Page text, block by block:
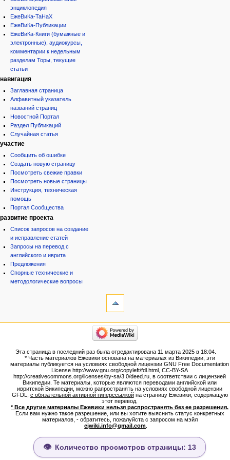
энциклопедия
ЕжеВиКа-ТаНаХ
ЕжеВиКа-Публикации
ЕжеВиКа-Книги (бумажные и
электронные), аудиокурсы,
комментарии к недельным
разделам Торы, текущие
статьи
навигация
Заглавная страница
Алфавитный указатель
названий страниц
Новостной Портал
Раздел Публикаций
Случайная статья
участие
Сообщить об ошибке
Создать новую страницу
Посмотреть свежие правки
Посмотреть новые страницы
Инструкция, техническая
помощь
Портал Сообщества
развитие проекта
Список запросов на создание
и исправление статей
Запросы на перевод с
английского и иврита
Предложения
Спорные технические и
методологические вопросы
Версия
для
Постоянная
ссылка
Сведения
о странице
категории
Народ
Проекты
Проекты/Участники/
дополнения
Публикации:Авторы
Публикации:Статьи по типу
Темы
ежевиковый куст
ЕжеВиКа,Еврейская Вики-
ЕжеВиКа-ТаНаХ
ЕжеВиКа-Публикации
ЕжеВиКа-Книги (бумажные и
Эта страница в последний раз была отредактирована 11 марта 2025 в 18:04.
* Часть материалов Ежевики основана на материалах из Википедии, эти
материалы публикуется на условиях свободной лицензии GNU Free Documentation
License http://www.gnu.org/copyleft/fdl.html, CC-BY-SA
http://creativecommons.org/licenses/by-sa/3.0/deed.ru, в соответствии с лицензией
Википедии. Те материалы, которые являются переводами английской или
ивритской Википедии, можно рапространять на условиях свободной лицензии
GFDL, с обязательной активной гиперссылкойна страницу Ежевики, содержащую
этот перевод.
* Все другие материалы Ежевики нельзя распространять без ее разрешения.
Если вам нужно такое разрешение, или вы хотите выяснить статус конкретных
материалов, - обратитесь, пожалуйста с запросом на мэйл
ejwiki.info@gmail.com
Количество просмотров страницы: 13